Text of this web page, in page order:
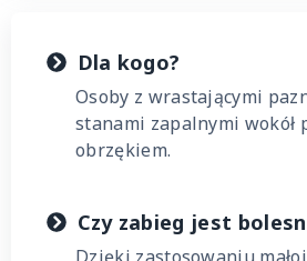
Dla kogo?
Osoby z wrastającymi
stanami zapalnymi wokół
obrzękiem.
Czy zabieg jest